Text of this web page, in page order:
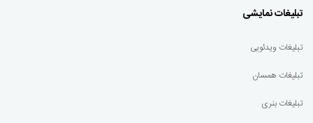
تبلیغات نمایشی
تبلیغات ویدئویی
تبلیغات همسان
تبلیغات بنری